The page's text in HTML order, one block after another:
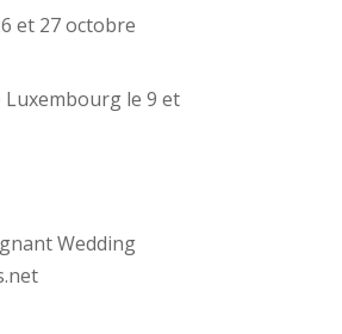
et 27 octobre
Luxembourg le 9 et